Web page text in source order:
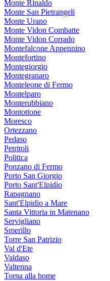
Monte Rinaldo
Monte San Pietrangeli
Monte Urano
Monte Vidon Combatte
Monte Vidon Corrado
Montefalcone Appennino
Montefortino
Montegiorgio
Montegranaro
Monteleone di Fermo
Montelparo
Monterubbiano
Montottone
Moresco
Ortezzano
Pedaso
Petritoli
Politica
Ponzano di Fermo
Porto San Giorgio
Porto Sant'Elpidio
Rapagnano
Sant'Elpidio a Mare
Santa Vittoria in Matenano
Servigliano
Smerillo
Torre San Patrizio
Val d'Ete
Valdaso
Valtenna
Torna alla home